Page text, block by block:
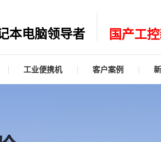
本电脑领导者 国产工
工业便携机 客户案例